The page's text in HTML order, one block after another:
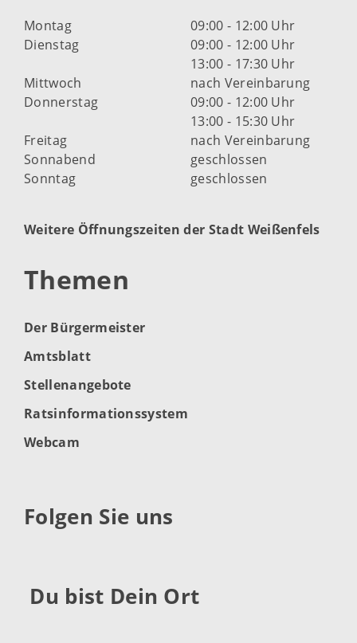
Montag
09:00 - 12:00 Uhr
Dienstag
09:00 - 12:00 Uhr
13:00 - 17:30 Uhr
Mittwoch
nach Vereinbarung
Donnerstag
09:00 - 12:00 Uhr
13:00 - 15:30 Uhr
Freitag
nach Vereinbarung
Sonnabend
geschlossen
Sonntag
geschlossen
Weitere Öffnungszeiten der Stadt Weißenfels
Themen
Der Bürgermeister
Amtsblatt
Stellenangebote
Ratsinformationssystem
Webcam
Folgen Sie uns
Du bist Dein Ort